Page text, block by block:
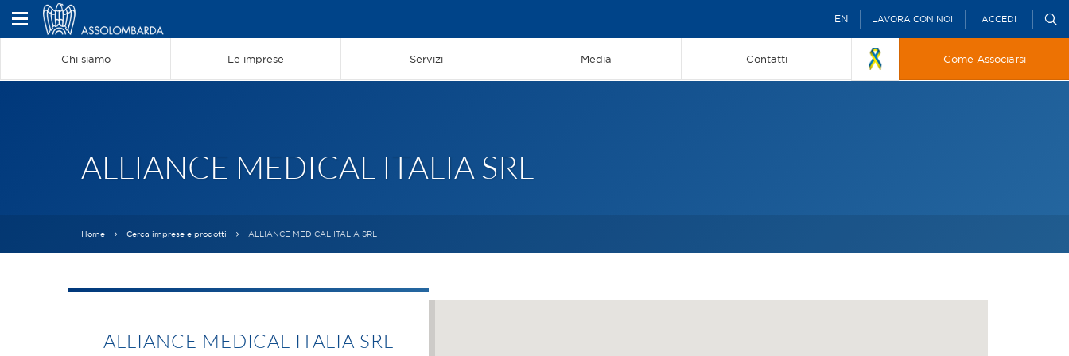
EN LAVORA CON NOI ACCEDI
Chi siamo Le imprese Servizi Media Contatti Come Associarsi
ALLIANCE MEDICAL ITALIA SRL
Home Cerca imprese e prodotti ALLIANCE MEDICAL ITALIA SRL
ALLIANCE MEDICAL ITALIA SRL